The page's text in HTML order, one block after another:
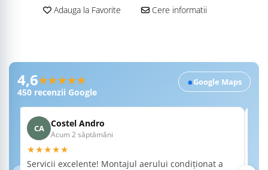
Adauga la Favorite Cere informatii
Recenzii Google RobertSim
4,6★★★★★
450 recenzii Google
●Google Maps
CA Costel Andro
Acum 2 săptămâni
★★★★★
Servicii excelente! Montajul aerului condiționat a